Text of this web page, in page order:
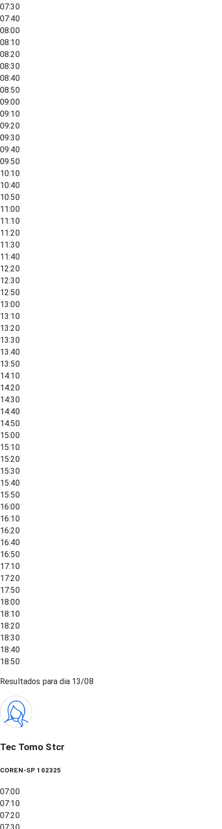
07:30
07:40
08:00
08:10
08:20
08:30
08:40
08:50
09:00
09:10
09:20
09:30
09:40
09:50
10:10
10:40
10:50
11:00
11:10
11:20
11:30
11:40
12:20
12:30
12:50
13:00
13:10
13:20
13:30
13:40
13:50
14:10
14:20
14:30
14:40
14:50
15:00
15:10
15:20
15:30
15:40
15:50
16:00
16:10
16:20
16:40
16:50
17:10
17:20
17:50
18:00
18:10
18:20
18:30
18:40
18:50
Resultados para dia 13/08
Tec Tomo Stcr
COREN-SP 102325
07:00
07:10
07:20
07:30